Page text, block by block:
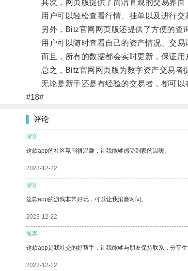
其次，网页版提供了简洁直观的交易界面
用户可以轻松查看行情、挂单以及进行交
另外，Bitz官网网页版还提供了方便的查询
用户可以随时查看自己的资产情况、交易
而且，所有的数据都会实时更新，保证用
总之，Bitz官网网页版为数字资产交易者提
无论是新手还是有经验的交易者，都可以
#18#
评论
游客
这款app的社区氛围很温馨，让我能够感受到家的温暖。
2023-12-22
游客
这款app的游戏非常好玩，可以让我消磨时间。
2023-12-22
游客
这款app是我社交的好帮手，让我能够与朋友保持联系，分享生
2023-12-22